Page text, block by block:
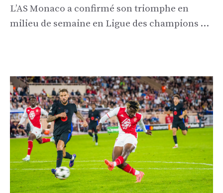
L’AS Monaco a confirmé son triomphe en
milieu de semaine en Ligue des champions …